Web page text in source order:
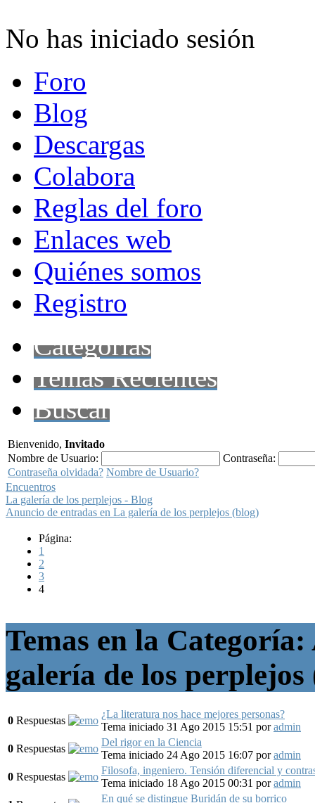
No has iniciado sesión
Foro
Blog
Descargas
Colabora
Reglas del foro
Enlaces web
Quiénes somos
Registro
Categorías
Temas Recientes
Buscar
Bienvenido, Invitado
Nombre de Usuario:
Contraseña:
Contraseña olvidada? Nombre de Usuario?
Encuentros
La galería de los perplejos - Blog
Anuncio de entradas en La galería de los perplejos (blog)
Página:
1
2
3
4
Temas en la
galería de los perplejos
0 Respuestas
¿La literatura nos hace mejores personas?
Tema iniciado 31 Ago 2015 15:51 poradmin
0 Respuestas
Del rigor en la Ciencia
Tema iniciado 24 Ago 2015 16:07 poradmin
0 Respuestas
Filosofa, ingeniero. Tensión diferencial y
Tema iniciado 18 Ago 2015 00:31 poradmin
En qué se distingue Buridán de su borrico